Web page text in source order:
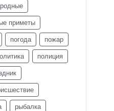
приметы
погода пожар
полиция
рыбалка